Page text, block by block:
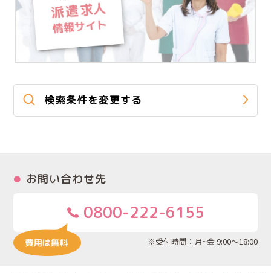
検索条件を変更する
お問い合わせ先
0800-222-6155
※受付時間：月~金 9:00～18:00